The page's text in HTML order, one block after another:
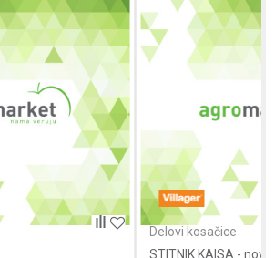
POŠALJI
Delovi kosačice
STITNIK KAISA - novi